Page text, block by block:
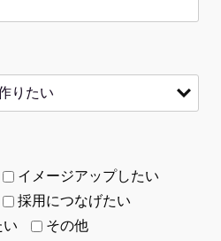
イメージアップしたい
採用につなげたい
い
その他